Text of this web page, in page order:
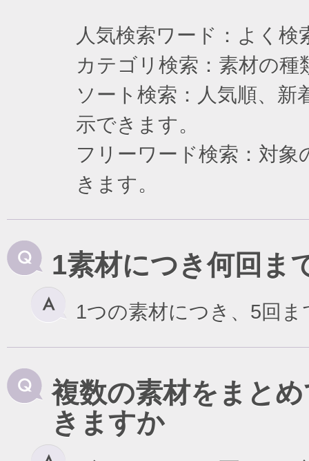
人気検索ワード：よく
カテゴリ検索：素材の
ソート検索：人気順、
示できます。
フリーワード検索：対
きます。
1素材につき何回ま
1つの素材につき、5回
複数の素材をまと
きますか